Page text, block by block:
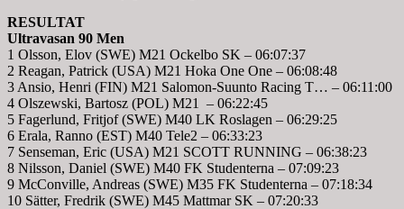
RESULTAT
Ultravasan 90 Men
1 Olsson, Elov (SWE) M21 Ockelbo SK – 06:07:37
2 Reagan, Patrick (USA) M21 Hoka One One – 06:08:48
3 Ansio, Henri (FIN) M21 Salomon-Suunto Racing T… – 06:11:00
4 Olszewski, Bartosz (POL) M21 – 06:22:45
5 Fagerlund, Fritjof (SWE) M40 LK Roslagen – 06:29:25
6 Erala, Ranno (EST) M40 Tele2 – 06:33:23
7 Senseman, Eric (USA) M21 SCOTT RUNNING – 06:38:23
8 Nilsson, Daniel (SWE) M40 FK Studenterna – 07:09:23
9 McConville, Andreas (SWE) M35 FK Studenterna – 07:18:34
10 Sätter, Fredrik (SWE) M45 Mattmar SK – 07:20:33